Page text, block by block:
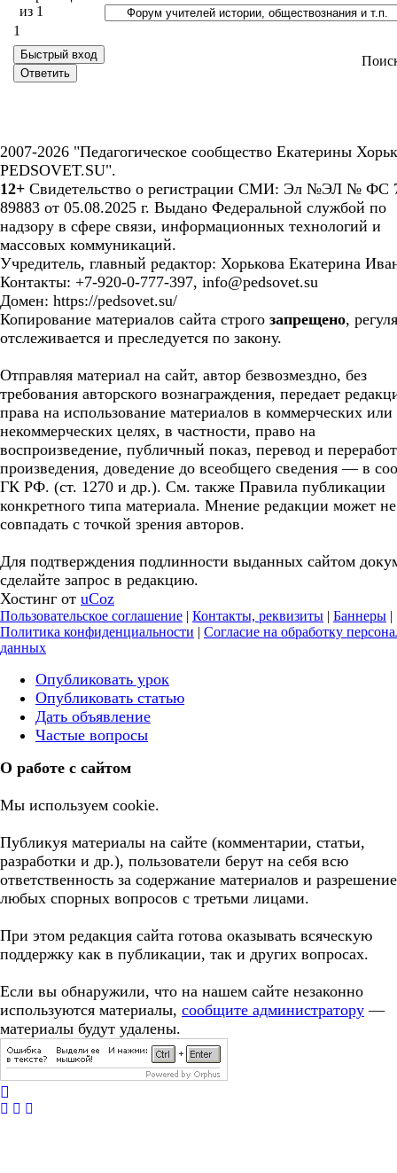
из 1
1
2007-2026 "Педагогическое сообщество Екатерины
PEDSOVET.SU".
12+ Свидетельство о регистрации СМИ: Эл №ЭЛ № ФС
89883 от 05.08.2025 г. Выдано Федеральной службой по
надзору в сфере связи, информационных технологий и
массовых коммуникаций.
Учредитель, главный редактор: Хорькова Екатерина
Контакты: +7-920-0-777-397, info@pedsovet.su
Домен: https://pedsovet.su/
Копирование материалов сайта строго запрещено,
отслеживается и преследуется по закону.
Отправляя материал на сайт, автор безвозмездно, без
требования авторского вознаграждения, передает
права на использование материалов в коммерческих или
некоммерческих целях, в частности, право на
воспроизведение, публичный показ, перевод и
произведения, доведение до всеобщего сведения — в
ГК РФ. (ст. 1270 и др.). См. также Правила публикации
конкретного типа материала. Мнение редакции может не
совпадать с точкой зрения авторов.
Для подтверждения подлинности выданных сайтом
сделайте запрос в редакцию.
Хостинг от uCoz
Пользовательское соглашение | Контакты, реквизиты | Баннеры |
Политика конфиденциальности | Согласие на обработку
данных
Опубликовать урок
Опубликовать статью
Дать объявление
Частые вопросы
О работе с сайтом
Мы используем cookie.
Публикуя материалы на сайте (комментарии, статьи,
разработки и др.), пользователи берут на себя всю
ответственность за содержание материалов и разрешение
любых спорных вопросов с третьми лицами.
При этом редакция сайта готова оказывать всяческую
поддержку как в публикации, так и других вопросах.
Если вы обнаружили, что на нашем сайте незаконно
используются материалы, сообщите администратору —
материалы будут удалены.